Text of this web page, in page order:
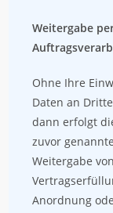
Weitergabe
Ohne Ihre
Daten an
dann erfolgt
zuvor
Weitergabe
Anordnung